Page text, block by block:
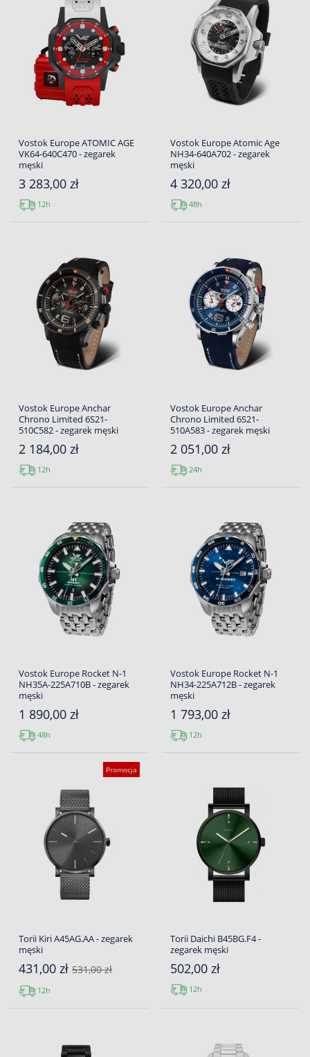
Vostok Europe ATOMIC AGE
VK64-640C470 - zegarek
męski
3 283,00 zł
12h
Vostok Europe Atomic Age
NH34-640A702 - zegarek
męski
4 320,00 zł
48h
Vostok Europe Anchar
Chrono Limited 6S21-
510C582 - zegarek męski
2 184,00 zł
12h
Vostok Europe Anchar
Chrono Limited 6S21-
510A583 - zegarek męski
2 051,00 zł
24h
Vostok Europe Rocket N-1
NH35A-225A710B - zegarek
męski
1 890,00 zł
48h
Vostok Europe Rocket N-1
NH34-225A712B - zegarek
męski
1 793,00 zł
12h
Promocja
Torii Kiri A45AG.AA - zegarek
męski
431,00 zł 531,00 zł
12h
Torii Daichi B45BG.F4 -
zegarek męski
502,00 zł
12h